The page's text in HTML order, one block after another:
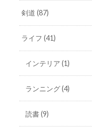
剣道(87)
ライフ(41)
インテリア (1)
ランニング(4)
読書(9)